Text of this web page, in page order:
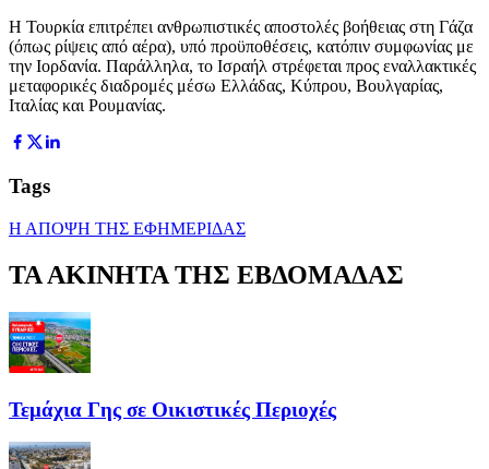
Η Τουρκία επιτρέπει ανθρωπιστικές αποστολές βοήθειας στη Γάζα
(όπως ρίψεις από αέρα), υπό προϋποθέσεις, κατόπιν συμφωνίας με
την Ιορδανία. Παράλληλα, το Ισραήλ στρέφεται προς εναλλακτικές
μεταφορικές διαδρομές μέσω Ελλάδας, Κύπρου, Βουλγαρίας,
Ιταλίας και Ρουμανίας.
Tags
Η ΑΠΟΨΗ ΤΗΣ ΕΦΗΜΕΡΙΔΑΣ
ΤΑ ΑΚΙΝΗΤΑ ΤΗΣ ΕΒΔΟΜΑΔΑΣ
Τεμάχια Γης σε Οικιστικές Περιοχές